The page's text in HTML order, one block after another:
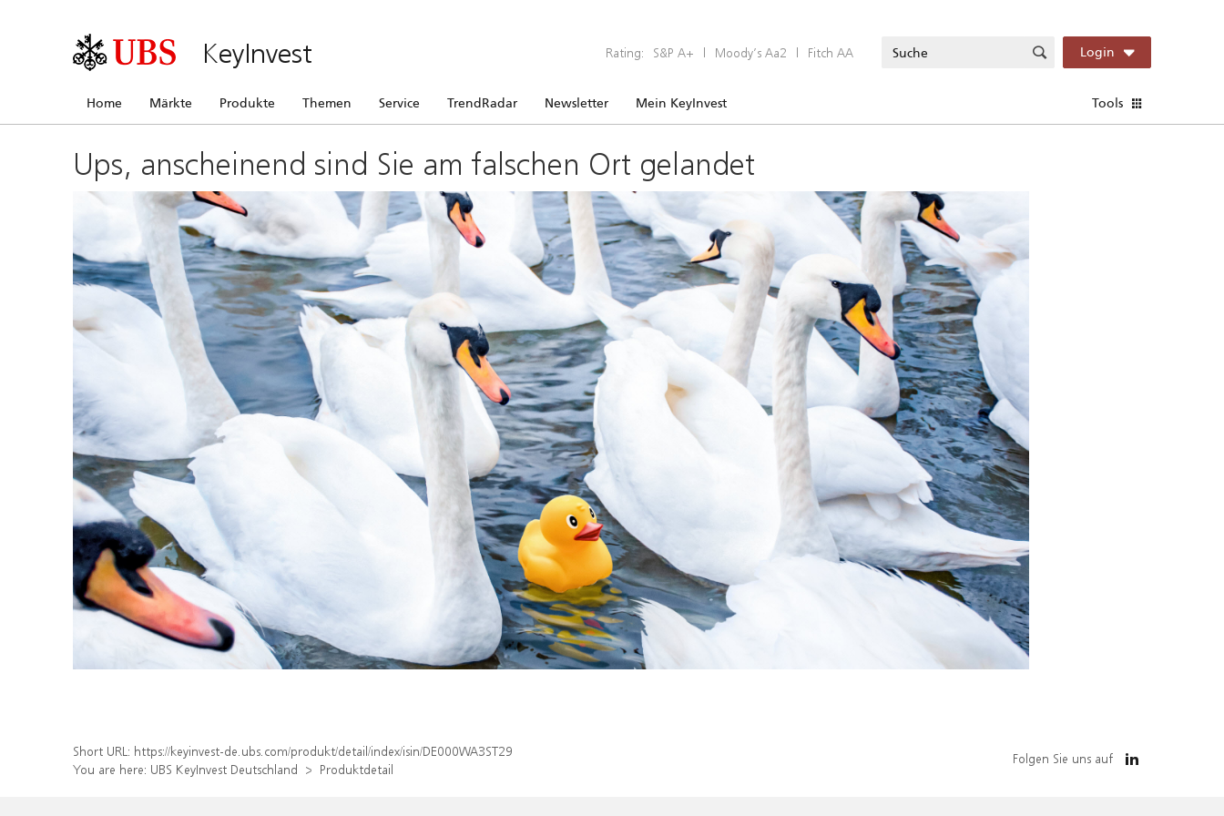
KeyInvest Rating: S&P A+ | Moody’s Aa2 | Fitch AA Login
Home Märkte Produkte Themen Service TrendRadar Newsletter Mein KeyInvest Tools
Ups, anscheinend sind Sie am falschen Ort gelandet
Short URL: https://keyinvest-de.ubs.com/produkt/detail/index/isin/DE000WA3ST29
You are here: UBS KeyInvest Deutschland Produktdetail
Folgen Sie uns auf